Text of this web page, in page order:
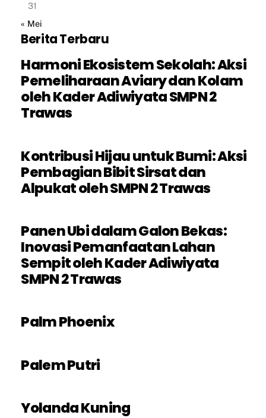
31
« Mei
Berita Terbaru
Harmoni Ekosistem Sekolah: Aksi
Pemeliharaan Aviary dan Kolam
oleh Kader Adiwiyata SMPN 2
Trawas
Kontribusi Hijau untuk Bumi: Aksi
Pembagian Bibit Sirsat dan
Alpukat oleh SMPN 2 Trawas
Panen Ubi dalam Galon Bekas:
Inovasi Pemanfaatan Lahan
Sempit oleh Kader Adiwiyata
SMPN 2 Trawas
Palm Phoenix
Palem Putri
Yolanda Kuning